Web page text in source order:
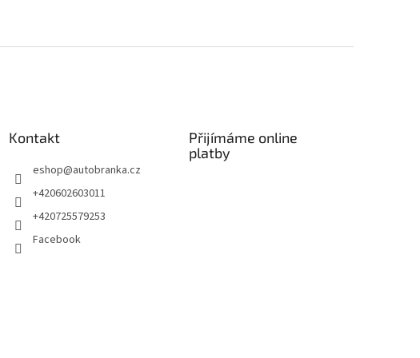
Kontakt
eshop@autobranka.cz
+420602603011
+420725579253
Facebook
Přijímáme online
platby